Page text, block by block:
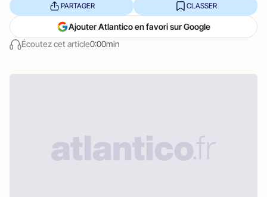
Écoutez cet article0:00min
PARTAGER CLASSER
Ajouter Atlantico en favori sur Google